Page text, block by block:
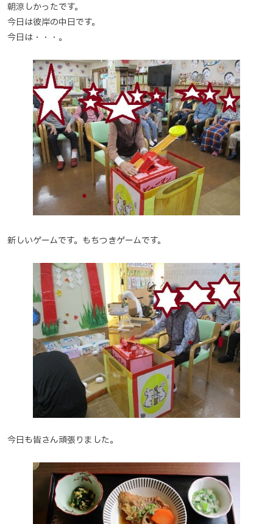
朝涼しかったです。
今日は彼岸の中日です。
今日は・・・。
新しいゲームです。もちつきゲームです。
今日も皆さん頑張りました。